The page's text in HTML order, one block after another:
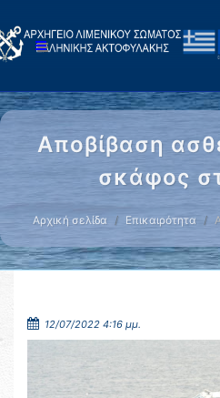
Αποβίβαση
σκάφος
Αρχική σελίδα Επικαιρότητα
12/07/2022 4:16 μμ.